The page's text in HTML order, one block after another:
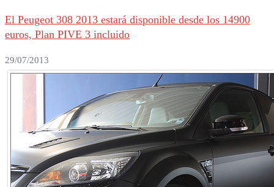
El Peugeot 308 2013 estará disponible desde los 14900
euros, Plan PIVE 3 incluido
29/07/2013